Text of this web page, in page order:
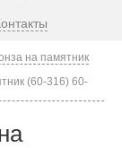
на памятник
(60-316) 60-